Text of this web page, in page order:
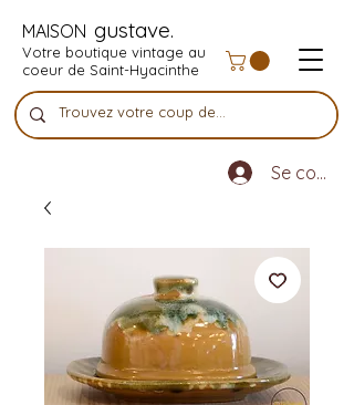
MAISON gustave.
Votre boutique vintage au
coeur de Saint-Hyacinthe
Se